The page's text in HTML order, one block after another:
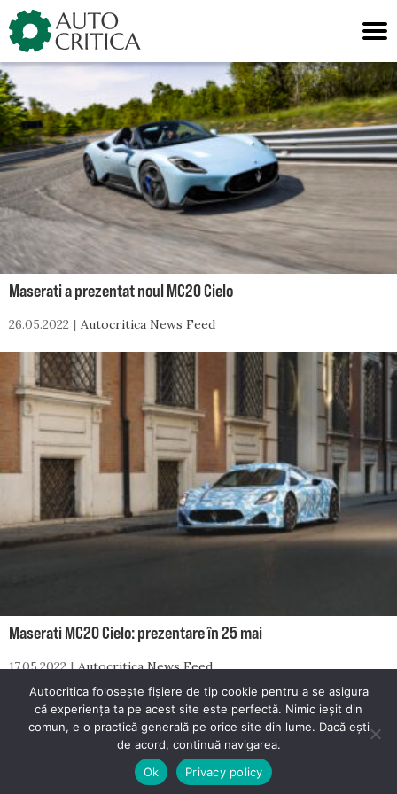
Skip
to
content
Maserati a prezentat noul MC20 Cielo
26.05.2022 Autocritica News Feed
Maserati MC20 Cielo: prezentare în 25 mai
17.05.2022 Autocritica News Feed
© 2026 Autocritica. Toate drepturile rezervate.
Autocritica este un proiect dezvoltat de
Autocritica folosește fișiere de tip cookie pentru a se asigura
că experiența ta pe acest site este perfectă. Nimic ieșit din
comun, e o practică generală pe orice site din lume. Dacă ești
de acord, continuă navigarea.
Ok
Privacy policy